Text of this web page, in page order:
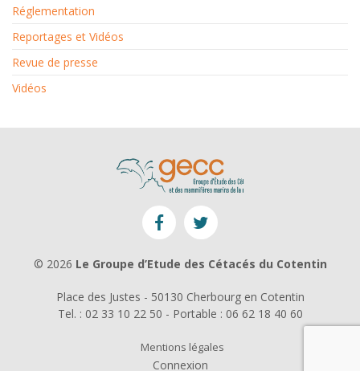
Réglementation
Reportages et Vidéos
Revue de presse
Vidéos
© 2026 Le Groupe d’Etude des Cétacés du Cotentin
Place des Justes - 50130 Cherbourg en Cotentin
Tel. : 02 33 10 22 50 - Portable : 06 62 18 40 60
Mentions légales
Connexion